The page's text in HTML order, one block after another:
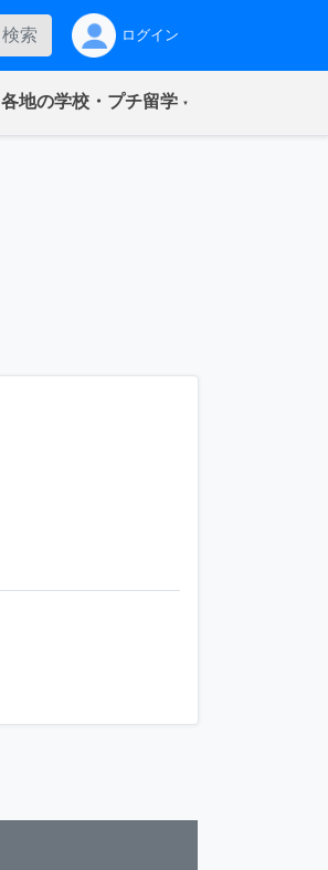
検索 ログイン
各地の学校・プチ留学(current)